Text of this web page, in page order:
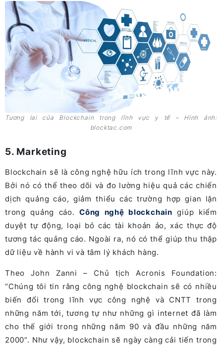
Tương lai của Blockchain trong lĩnh vực y tế – Hình ảnh:
blocktac.com
5. Marketing
Blockchain sẽ là công nghệ hữu ích trong lĩnh vực này.
Bởi nó có thể theo dõi và đo lường hiệu quả các chiến
dịch quảng cáo, giảm thiểu các trường hợp gian lận
trong quảng cáo.Công nghệ blockchain giúp kiểm
duyệt tự động, loại bỏ các tài khoản ảo, xác thực độ
tương tác quảng cáo. Ngoài ra, nó có thể giúp thu thập
dữ liệu về hành vi và tâm lý khách hàng.
Theo John Zanni – Chủ tịch Acronis Foundation:
“Chúng tôi tin rằng công nghệ blockchain sẽ có nhiều
biến đổi trong lĩnh vực công nghệ và CNTT trong
những năm tới, tương tự như những gì internet đã làm
cho thế giới trong những năm 90 và đầu những năm
2000”. Như vậy, blockchain sẽ ngày càng cải tiến trong